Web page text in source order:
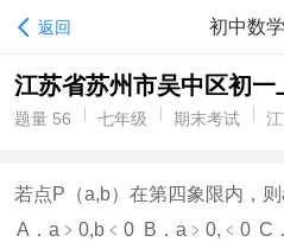
返回 初中数
江苏省苏州市吴中区初
题量 56 七年级 期末考试
若点P（a,b）在第四象限内，
A．a﹥0,b﹤0 B．a﹥0,﹤0 C